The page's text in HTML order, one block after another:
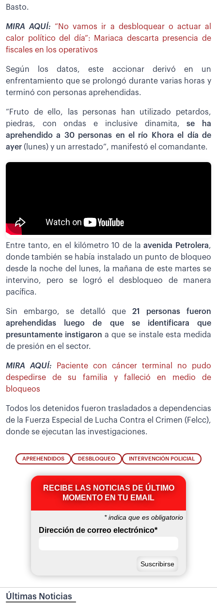
Basto.
MIRA AQUÍ:“No vamos ir a desbloquear o actuar al
calor político del día”: Mariaca descarta presencia de
fiscales en los operativos
Según los datos, este accionar derivó en un
enfrentamiento que se prolongó durante varias horas y
terminó con personas aprehendidas.
“Fruto de ello, las personas han utilizado petardos,
piedras, con ondas e inclusive dinamita,se ha
aprehendido a 30 personas en el río Khora el día de
ayer (lunes) y un arrestado”, manifestó el comandante.
Entre tanto, en el kilómetro 10 de laavenida Petrolera,
donde también se había instalado un punto de bloqueo
desde la noche del lunes, la mañana de este martes se
intervino, pero se logró el desbloqueo de manera
pacífica.
Sin embargo, se detalló que 21 personas fueron
aprehendidas luego de que se identificara que
presuntamente instigarona que se instale esta medida
de presión en el sector.
MIRA AQUÍ:
Paciente con cáncer terminal no pudo
despedirse de su familia y falleció en medio de
bloqueos
Todos los detenidos fueron trasladados a dependencias
de la Fuerza Especial de Lucha Contra el Crimen (Felcc),
donde se ejecutan las investigaciones.
APREHENDIDOS DESBLOQUEO INTERVENCIÓN POLICIAL
RECIBE LAS NOTICIAS DE ÚLTIMO
MOMENTO EN TU EMAIL
*indica que es obligatorio
Dirección de correo electrónico*
Últimas Noticias